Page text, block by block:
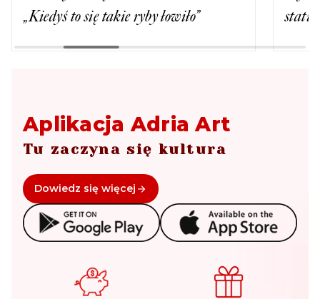
„Kiedyś to się takie ryby łowiło”
Aplikacja Adria Art
Tu zaczyna się kultura
Dowiedz się więcej